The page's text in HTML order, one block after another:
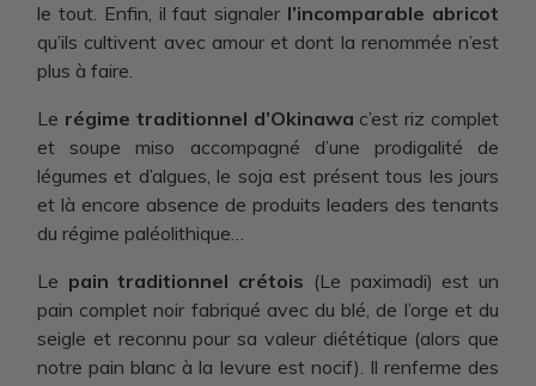
le tout. Enfin, il faut signaler l’incomparable abricot
qu’ils cultivent avec amour et dont la renommée n’est
plus à faire.
Le régime traditionnel d’Okinawa c’est riz complet
et soupe miso accompagné d’une prodigalité de
légumes et d’algues, le soja est présent tous les jours
et là encore absence de produits leaders des tenants
du régime paléolithique…
Le pain traditionnel crétois (Le paximadi) est un
pain complet noir fabriqué avec du blé, de l’orge et du
seigle et reconnu pour sa valeur diététique (alors que
notre pain blanc à la levure est nocif). Il renferme des